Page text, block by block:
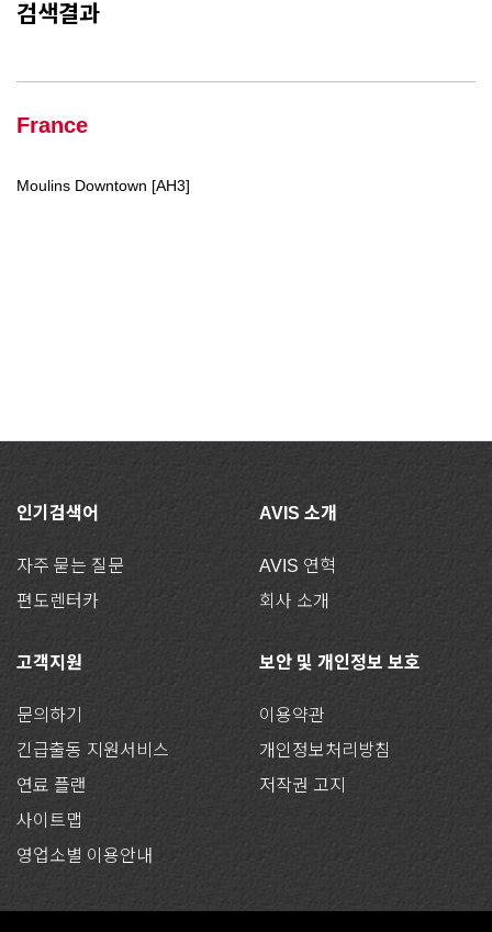
검색결과
France
Moulins Downtown [AH3]
인기검색어
자주 묻는 질문
편도렌터카
AVIS 소개
AVIS 연혁
회사 소개
고객지원
문의하기
긴급출동 지원서비스
연료 플랜
사이트맵
영업소별 이용안내
보안 및 개인정보 보호
이용약관
개인정보처리방침
저작권 고지